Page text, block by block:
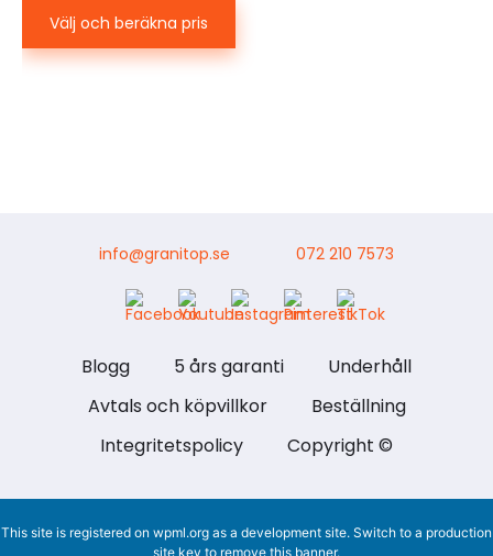
Välj och beräkna pris
info@granitop.se 072 210 7573
Blogg 5 års garanti
Underhåll
Avtals och köpvillkor
Beställning
Integritetspolicy
Copyright ©
This site is registered on wpml.org as a development site. Switch to a production
site key to remove this banner.